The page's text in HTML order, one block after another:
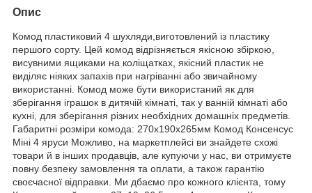
Опис
Комод пластиковий 4 шухляди,виготовлений із пластику
першого сорту. Цей комод відрізняється якісною збіркою,
висувними ящиками на коліщатках, якісний пластик не
виділяє ніяких запахів при нагріванні або звичайному
використанні. Комод може бути використаний як для
зберігання іграшок в дитячій кімнаті, так у ванній кімнаті або
кухні, для зберігання різних необхідних домашніх предметів.
Габаритні розміри комода: 270х190х265мм Комод Консенсус
Міні 4 яруси Можливо, на маркетплейсі ви знайдете схожі
товари й в інших продавців, але купуючи у нас, ви отримуєте
повну безпеку замовлення та оплати, а також гарантію
своєчасної відправки. Ми дбаємо про кожного клієнта, тому